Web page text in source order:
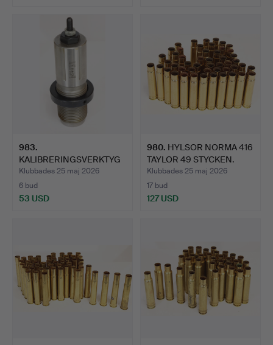
983.
KALIBRERINGSVERKTYG
TRIEBEL 500/416 NITRO …
Klubbades 25 maj 2026
6 bud
53 USD
980. HYLSOR NORMA 416
TAYLOR 49 STYCKEN.
Klubbades 25 maj 2026
17 bud
127 USD